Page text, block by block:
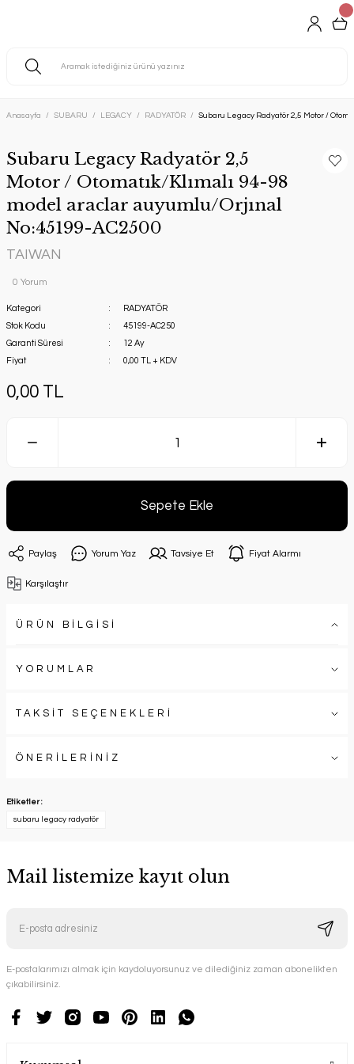
Anasayfa SUBARU LEGACY RADYATÖR Subaru Legacy Radyatör 2,5 Motor /
Subaru Legacy Radyatör 2,5
Motor / Otomatık/Klımalı 94-98
model araclar auyumlu/Orjınal
No:45199-AC2500
TAIWAN
0 Yorum
Kategori
RADYATÖR
Stok Kodu
45199-AC250
Garanti Süresi
12 Ay
Fiyat
0,00 TL + KDV
0,00 TL
Sepete Ekle
Paylaş Yorum Yaz Tavsiye Et Fiyat Alarmı
Karşılaştır
ÜRÜN BİLGİSİ
YORUMLAR
TAKSİT SEÇENEKLERİ
ÖNERİLERİNİZ
Etiketler :
subaru legacy radyatör
Mail listemize kayıt olun
E-postalarımızı almak için kaydoluyorsunuz ve dilediğiniz zaman abonelikten
çıkabilirsiniz.